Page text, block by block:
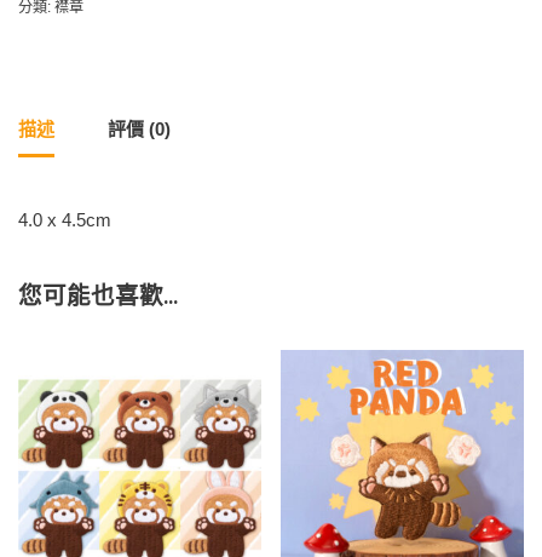
分類: 襟章
描述 評價 (0)
4.0 x 4.5cm
您可能也喜歡…